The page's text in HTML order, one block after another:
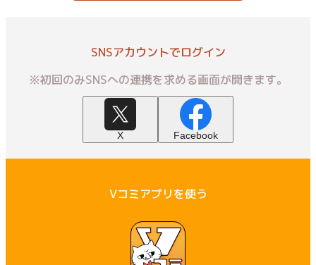
SNSアカウントでログイン
※初回のみSNSへの連携を求める画面が開きます。
X Facebook
Vコミアプリを使う